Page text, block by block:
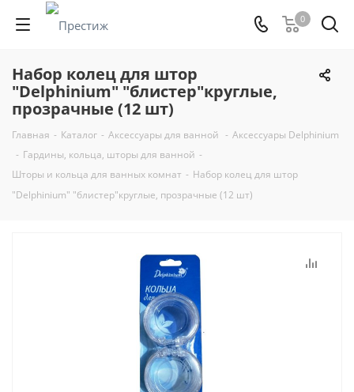
0
Набор колец для штор
"Delphinium" "блистер"круглые,
прозрачные (12 шт)
Главная - Каталог - Аксессуары для ванной - Аксессуары Delphinium
- Гардины, кольца, шторы для ванной -
Шторы и кольца для ванных комнат - Набор колец для штор
"Delphinium" "блистер"круглые, прозрачные (12 шт)